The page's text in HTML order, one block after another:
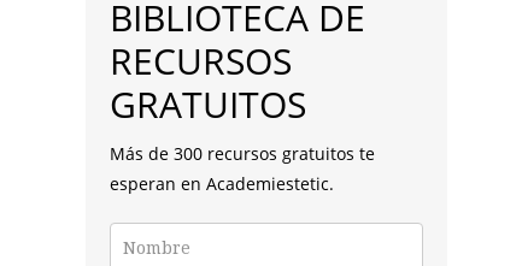
BIBLIOTECA DE
RECURSOS
GRATUITOS
Más de 300 recursos gratuitos te
esperan en Academiestetic.